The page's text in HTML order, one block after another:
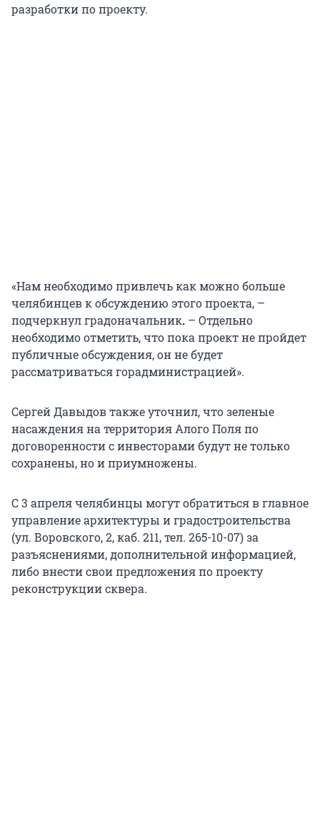
разработки по проекту.
«Нам необходимо привлечь как можно больше
челябинцев к обсуждению этого проекта, –
подчеркнул градоначальник. – Отдельно
необходимо отметить, что пока проект не пройдет
публичные обсуждения, он не будет
рассматриваться горадминистрацией».
Сергей Давыдов также уточнил, что зеленые
насаждения на территория Алого Поля по
договоренности с инвесторами будут не только
сохранены, но и приумножены.
С 3 апреля челябинцы могут обратиться в главное
управление архитектуры и градостроительства
(ул. Воровского, 2, каб. 211, тел. 265-10-07) за
разъяснениями, дополнительной информацией,
либо внести свои предложения по проекту
реконструкции сквера.